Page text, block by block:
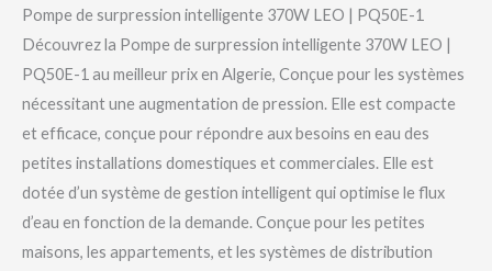
Pompe de surpression intelligente 370W LEO | PQ50E-1
Découvrez la Pompe de surpression intelligente 370W LEO |
PQ50E-1 au meilleur prix en Algerie, Conçue pour les systèmes
nécessitant une augmentation de pression. Elle est compacte
et efficace, conçue pour répondre aux besoins en eau des
petites installations domestiques et commerciales. Elle est
dotée d’un système de gestion intelligent qui optimise le flux
d’eau en fonction de la demande. Conçue pour les petites
maisons, les appartements, et les systèmes de distribution